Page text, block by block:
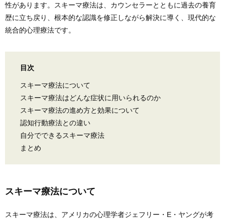
性があります。スキーマ療法は、カウンセラーとともに過去の養育
歴に立ち戻り、根本的な認識を修正しながら解決に導く、現代的な
統合的心理療法です。
目次
スキーマ療法について
スキーマ療法はどんな症状に用いられるのか
スキーマ療法の進め方と効果について
認知行動療法との違い
自分でできるスキーマ療法
まとめ
スキーマ療法について
スキーマ療法は、アメリカの心理学者ジェフリー・E・ヤングが考